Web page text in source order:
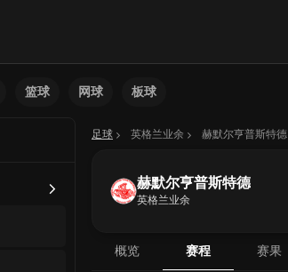
篮球 网球 板球
足球 英格兰业余 赫默尔亨普斯特德
赫默尔亨普斯特德
英格兰业余
概览 赛程 赛果